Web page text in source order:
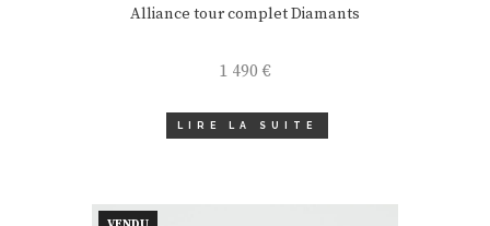
Alliance tour complet Diamants
1 490 €
LIRE LA SUITE